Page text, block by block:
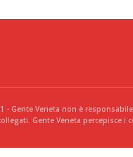
- Gente Veneta non è
Gente Veneta percepisce i